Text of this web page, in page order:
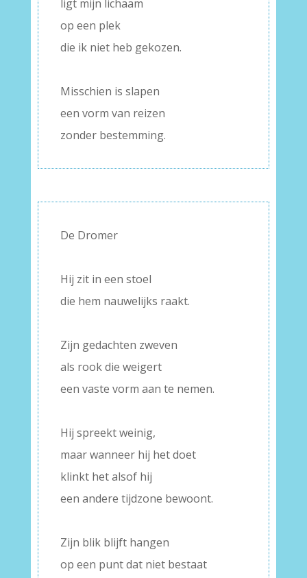
ligt mijn lichaam
op een plek
die ik niet heb gekozen.
Misschien is slapen
een vorm van reizen
zonder bestemming.
De Dromer
Hij zit in een stoel
die hem nauwelijks raakt.
Zijn gedachten zweven
als rook die weigert
een vaste vorm aan te nemen.
Hij spreekt weinig,
maar wanneer hij het doet
klinkt het alsof hij
een andere tijdzone bewoont.
Zijn blik blijft hangen
op een punt dat niet bestaat